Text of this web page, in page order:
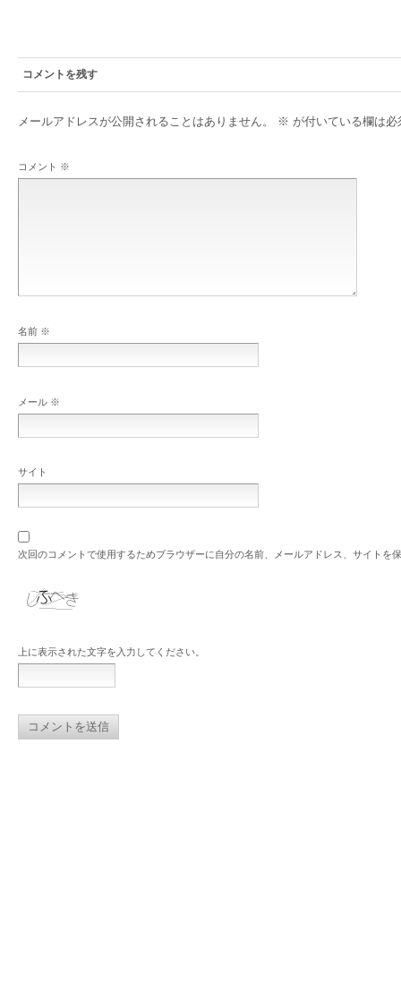
コメントを残す
メールアドレスが公開されることはありません。 ※ が付いている欄は必
コメント ※
名前 ※
メール ※
サイト
次回のコメントで使用するためブラウザーに自分の名前、メールアドレス、サイトを
上に表示された文字を入力してください。